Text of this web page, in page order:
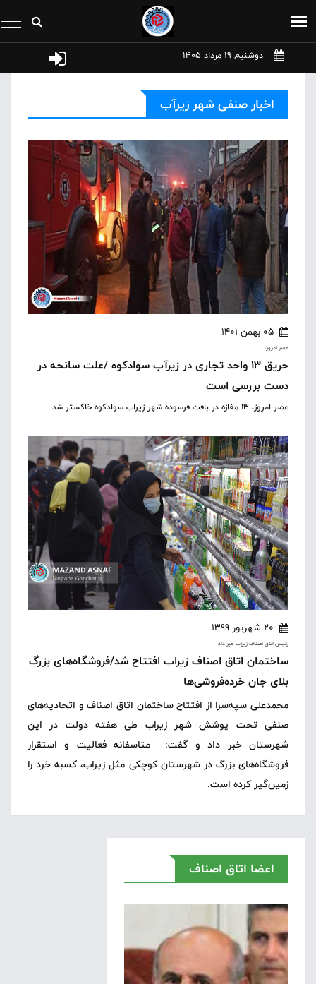
دوشنبه, 19 مرداد 1405
اخبار صنفی شهر زیرآب
05 بهمن 1401
عصر امروز؛
حریق 13 واحد تجاری در زیرآب سوادکوه /علت سانحه در
دست بررسی است
عصر امروز، ۱۳ مغازه در بافت فرسوده شهر زیراب سوادکوه خاکستر شد.
20 شهریور 1399
رئيس اتاق اصناف زيراب خبر داد
ساختمان اتاق اصناف زیراب افتتاح شد/فروشگاه‌های بزرگ
بلای جان خرده‌فروشی‌ها
محمدعلی سپه‌سرا از افتتاح ساختمان اتاق اصناف و اتحادیه‌های
صنفی تحت پوشش شهر زیراب طی هفته دولت در این
شهرستان خبر داد و گفت:
متاسفانه فعالیت و استقرار
فروشگاه‌های بزرگ در شهرستان کوچکی مثل زیراب، کسبه خرد را
زمین‌گیر کرده است.
اعضا اتاق اصناف